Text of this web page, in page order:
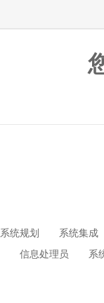
系统规划
系统集成
信息处理员 系